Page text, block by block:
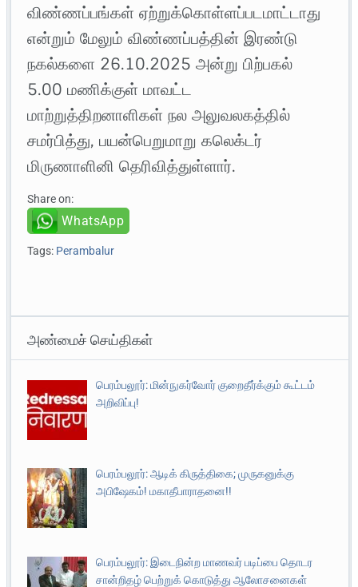
விண்ணப்பங்கள் ஏற்றுக்கொள்ளப்படமாட்டாது
என்றும் மேலும் விண்ணப்பத்தின் இரண்டு
நகல்களை 26.10.2025 அன்று பிற்பகல்
5.00 மணிக்குள் மாவட்ட
மாற்றுத்திறனாளிகள் நல அலுவலகத்தில்
சமர்பித்து, பயன்பெறுமாறு கலெக்டர்
மிருணாளினி தெரிவித்துள்ளார்.
Share on:
WhatsApp
Tags: Perambalur
அண்மைச் செய்திகள்
பெரம்பலூர்: மின்நுகர்வோர் குறைதீர்க்கும் கூட்டம்
அறிவிப்பு!
பெரம்பலூர்: ஆடிக் கிருத்திகை; முருகனுக்கு
அபிஷேகம்! மகாதீபாராதனை!!
பெரம்பலூர்: இடைநின்ற மாணவர் படிப்பை தொடர
சான்றிதழ் பெற்றுக் கொடுத்து ஆலோசனைகள்